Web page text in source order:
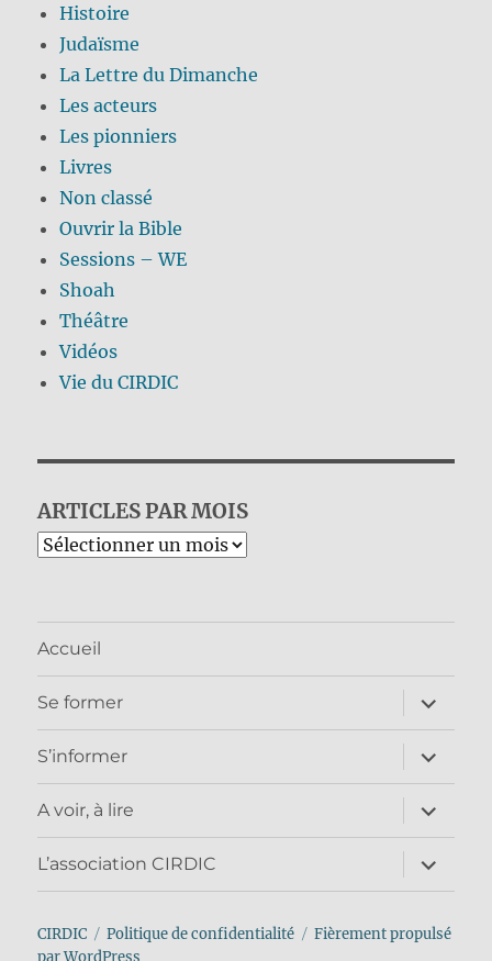
Histoire
Judaïsme
La Lettre du Dimanche
Les acteurs
Les pionniers
Livres
Non classé
Ouvrir la Bible
Sessions – WE
Shoah
Théâtre
Vidéos
Vie du CIRDIC
ARTICLES PAR MOIS
Archives
Accueil
Se former
ouvrir
le
sous-
menu
S’informer
ouvrir
le
sous-
menu
A voir, à lire
ouvrir
le
sous-
menu
L’association CIRDIC
ouvrir
le
sous-
CIRDIC Politique de confidentialité
Fièrement propulsé
par WordPress